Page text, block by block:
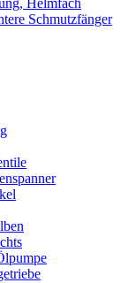
Schmutzfänger